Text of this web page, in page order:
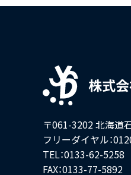
〒061-3202 北海道
フリーダイヤル：
TEL：0133-62-5258
FAX：0133-77-5892